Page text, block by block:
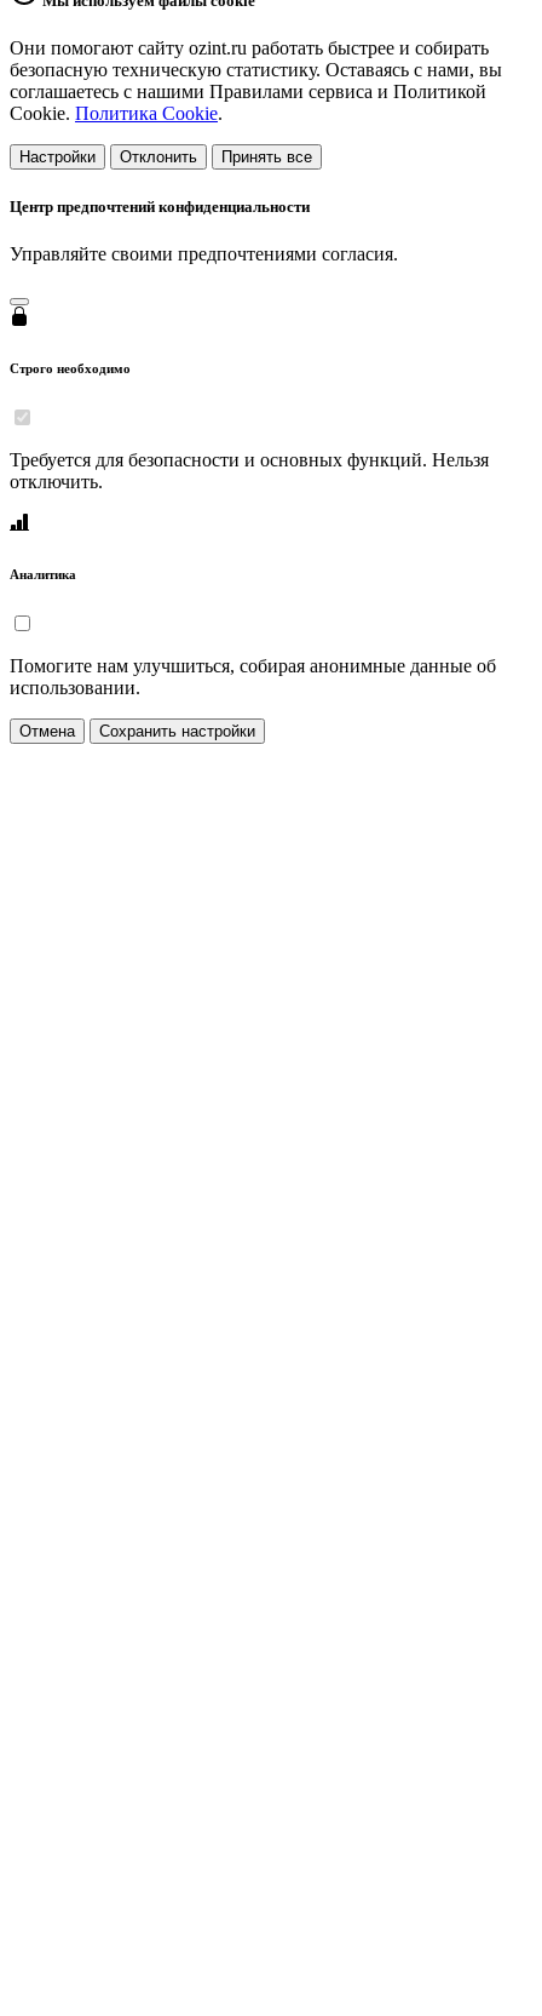
Они помогают сайту ozint.ru работать быстрее и собирать
безопасную техническую статистику. Оставаясь с нами, вы
соглашаетесь с нашими Правилами сервиса и Политикой
Cookie. Политика Cookie.
Настройки Отклонить Принять все
Центр предпочтений конфиденциальности
Управляйте своими предпочтениями согласия.
Строго необходимо
Требуется для безопасности и основных функций. Нельзя
отключить.
Аналитика
Помогите нам улучшиться, собирая анонимные данные об
использовании.
Отмена Сохранить настройки